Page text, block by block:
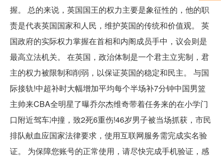
握。 总的来说，英国国王的权力主要是象征性的，他的职
责是代表英国国家和人民，维护英国的传统和价值观。 英
国政府的实际权力掌握在首相和内阁成员手中，议会则是
最高立法机关。 在英国，政治体制是一个君主立宪制，君
主的权力被限制和削弱，以保证英国的稳定和民主。 与国
际接轨!中超补时大幅增加平均每个半场补7分钟中国男篮
主帅来CBA全明星了曝乔尔杰维奇带着任务来的在小学门
口附近驾车冲撞，致2死6重伤!46岁男子被当场抓获，市民
排队献血应国家法律要求，使用互联网服务需完成实名验
证。 为保障您账号的正常使用，请尽快完成手机验证，感